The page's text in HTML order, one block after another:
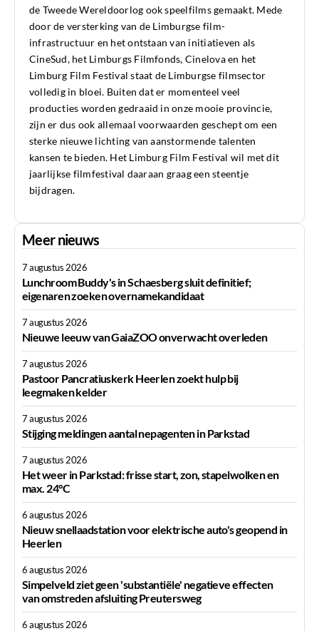
de Tweede Wereldoorlog ook speelfilms gemaakt. Mede
door de versterking van de Limburgse film-
infrastructuur en het ontstaan van initiatieven als
CineSud, het Limburgs Filmfonds, Cinelova en het
Limburg Film Festival staat de Limburgse filmsector
volledig in bloei. Buiten dat er momenteel veel
producties worden gedraaid in onze mooie provincie,
zijn er dus ook allemaal voorwaarden geschept om een
sterke nieuwe lichting van aanstormende talenten
kansen te bieden. Het Limburg Film Festival wil met dit
jaarlijkse filmfestival daaraan graag een steentje
bijdragen.
Meer nieuws
7 augustus 2026
Lunchroom Buddy's in Schaesberg sluit definitief;
eigenaren zoeken overnamekandidaat
7 augustus 2026
Nieuwe leeuw van GaiaZOO onverwacht overleden
7 augustus 2026
Pastoor Pancratiuskerk Heerlen zoekt hulp bij
leegmaken kelder
7 augustus 2026
Stijging meldingen aantal nepagenten in Parkstad
7 augustus 2026
Het weer in Parkstad: frisse start, zon, stapelwolken en
max. 24°C
6 augustus 2026
Nieuw snellaadstation voor elektrische auto's geopend in
Heerlen
6 augustus 2026
Simpelveld ziet geen 'substantiële' negatieve effecten
van omstreden afsluiting Preutersweg
6 augustus 2026